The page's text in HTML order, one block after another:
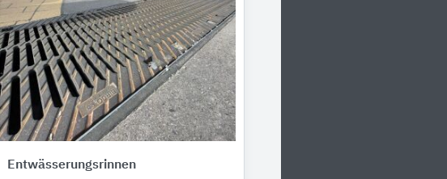
Entwässerungsrinnen